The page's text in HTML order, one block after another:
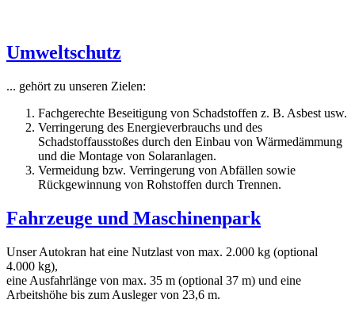
Umweltschutz
... gehört zu unseren Zielen:
Fachgerechte Beseitigung von Schadstoffen z. B. Asbest usw.
Verringerung des Energieverbrauchs und des
Schadstoffausstoßes durch den Einbau von Wärmedämmung
und die Montage von Solaranlagen.
Vermeidung bzw. Verringerung von Abfällen sowie
Rückgewinnung von Rohstoffen durch Trennen.
Fahrzeuge und Maschinenpark
Unser Autokran hat eine Nutzlast von max. 2.000 kg (optional
4.000 kg),
eine Ausfahrlänge von max. 35 m (optional 37 m) und eine
Arbeitshöhe bis zum Ausleger von 23,6 m.